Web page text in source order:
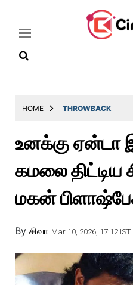
Home
News
Throwback
Photos
Story
HOME THROWBACK
உனக்கு ஏன்டா
கமலை திட்டிய
மகன்
By சிவா Mar 10, 2026, 17:12 IST